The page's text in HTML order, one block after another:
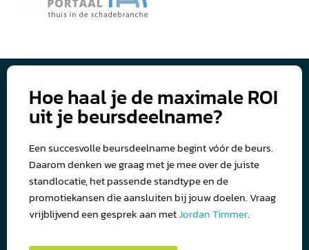
Hoe haal je de maximale ROI
uit je beursdeelname?
Een succesvolle beursdeelname begint vóór de beurs.
Daarom denken we graag met je mee over de juiste
standlocatie, het passende standtype en de
promotiekansen die aansluiten bij jouw doelen. Vraag
vrijblijvend een gesprek aan metJordan Timmer.